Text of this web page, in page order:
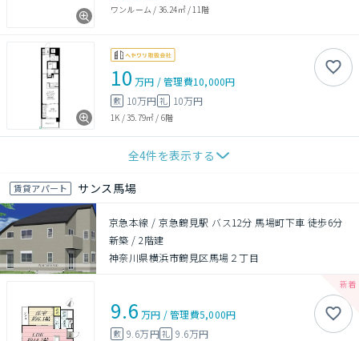
ワンルーム / 36.24㎡/ 11階
10 万円 /管理費10,000円
敷 10万円 礼 10万円
1K /35.79㎡ / 6階
全4件を表示する
賃貸アパート サンス馬場
京急本線 / 京急鶴見駅 バス12分 馬場町下車 徒歩6分
新築 /2階建
神奈川県横浜市鶴見区馬場２丁目
9.6 万円 /管理費5,000円
敷 9.6万円礼 9.6万円